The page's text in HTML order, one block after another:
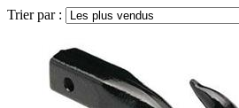
Trier par :